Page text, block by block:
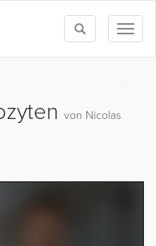
Toggle
search
von Nicolas